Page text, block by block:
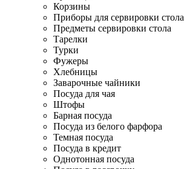
Корзины
Приборы для сервировки стола
Предметы сервировки стола
Тарелки
Турки
Фужеры
Хлебницы
Заварочные чайники
Посуда для чая
Штофы
Барная посуда
Посуда из белого фарфора
Темная посуда
Посуда в кредит
Однотонная посуда